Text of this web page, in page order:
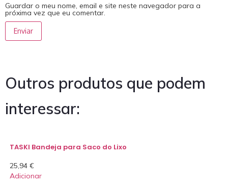
Guardar o meu nome, email e site neste navegador para a
próxima vez que eu comentar.
Outros produtos que podem
interessar:
TASKI Bandeja para Saco do Lixo
25,94 €
Adicionar